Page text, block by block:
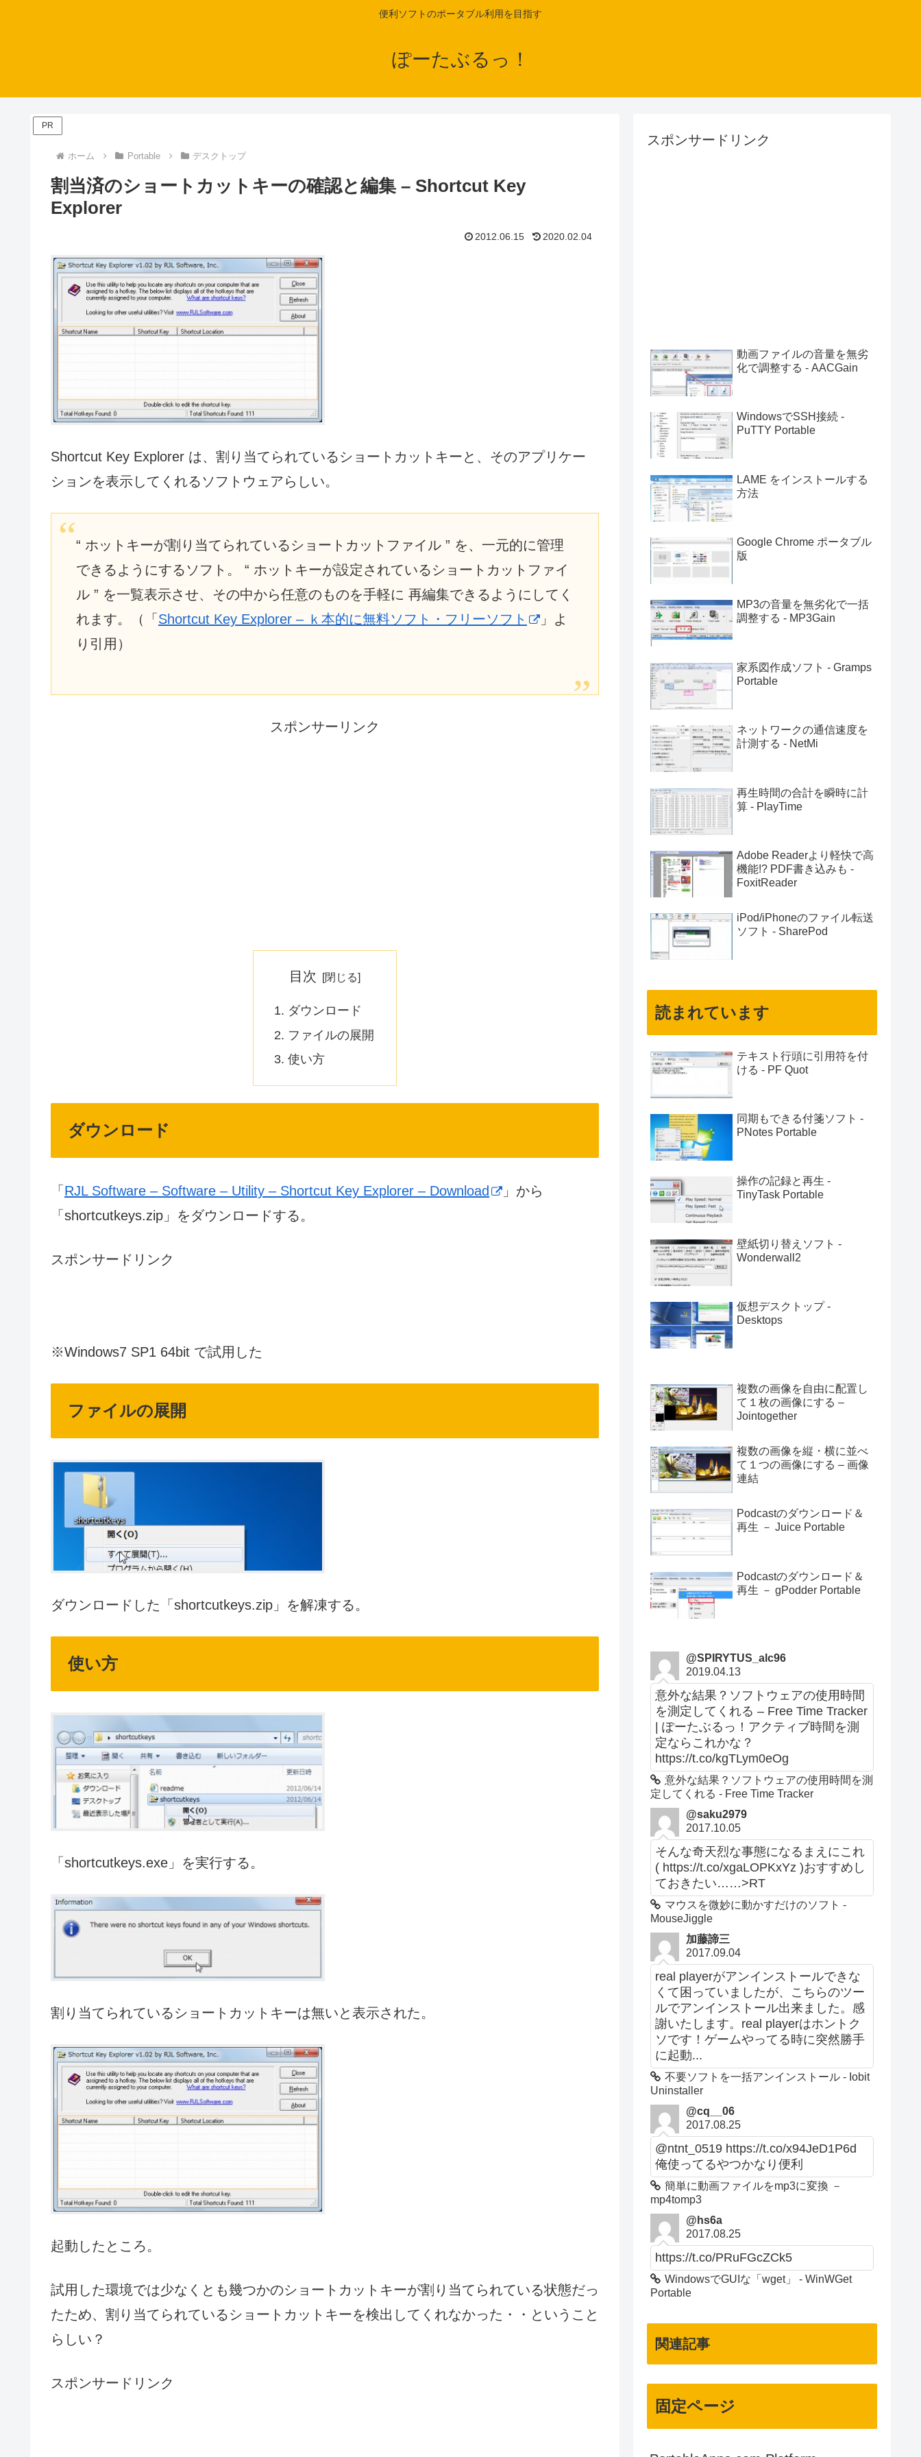
便利ソフトのポータブル利用を目指す
ぽーたぶるっ！
PR
ホーム Portable デスクトップ
割当済のショートカットキーの確認と編集 – Shortcut Key
Explorer
2012.06.15 2020.02.04
Shortcut Key Explorer は、割り当てられているショートカットキーと、そのアプリケー
ションを表示してくれるソフトウェアらしい。
“ ホットキーが割り当てられているショートカットファイル ” を、一元的に管理
できるようにするソフト。 “ ホットキーが設定されているショートカットファイ
ル ” を一覧表示させ、その中から任意のものを手軽に 再編集できるようにしてく
れます。（「 Shortcut Key Explorer – ｋ本的に無料ソフト・フリーソフト
」よ
り引用）
スポンサーリンク
目次
ダウンロード
ファイルの展開
使い方
ダウンロード
「 RJL Software – Software – Utility – Shortcut Key Explorer – Download
」から
「shortcutkeys.zip」をダウンロードする。
スポンサードリンク
※Windows7 SP1 64bit で試用した
ファイルの展開
ダウンロードした「shortcutkeys.zip」を解凍する。
使い方
「shortcutkeys.exe」を実行する。
割り当てられているショートカットキーは無いと表示された。
起動したところ。
試用した環境では少なくとも幾つかのショートカットキーが割り当てられている状態だっ
たため、割り当てられているショートカットキーを検出してくれなかった・・ということ
らしい？
スポンサードリンク
スポンサードリンク
動画ファイルの音量を無劣
化で調整する - AACGain
WindowsでSSH接続 -
PuTTY Portable
LAME をインストールする
方法
Google Chrome ポータブル
版
MP3の音量を無劣化で一括
調整する - MP3Gain
家系図作成ソフト - Gramps
Portable
ネットワークの通信速度を
計測する - NetMi
再生時間の合計を瞬時に計
算 - PlayTime
Adobe Readerより軽快で高
機能!? PDF書き込みも -
FoxitReader
iPod/iPhoneのファイル転送
ソフト - SharePod
読まれています
テキスト行頭に引用符を付
ける - PF Quot
同期もできる付箋ソフト -
PNotes Portable
操作の記録と再生 -
TinyTask Portable
壁紙切り替えソフト -
Wonderwall2
仮想デスクトップ -
Desktops
複数の画像を自由に配置し
て１枚の画像にする –
Jointogether
複数の画像を縦・横に並べ
て１つの画像にする – 画像
連結
Podcastのダウンロード＆
再生 － Juice Portable
Podcastのダウンロード＆
再生 － gPodder Portable
@SPIRYTUS_alc96
2019.04.13
意外な結果？ソフトウェアの使用時間
を測定してくれる – Free Time Tracker
| ぽーたぶるっ！アクティブ時間を測
定ならこれかな？
https://t.co/kgTLym0eOg
意外な結果？ソフトウェアの使用時間を測
定してくれる - Free Time Tracker
@saku2979
2017.10.05
そんな奇天烈な事態になるまえにこれ
( https://t.co/xgaLOPKxYz )おすすめし
ておきたい……>RT
マウスを微妙に動かすだけのソフト -
MouseJiggle
加藤諦三
2017.09.04
real playerがアンインストールできな
くて困っていましたが、こちらのツー
ルでアンインストール出来ました。感
謝いたします。real playerはホントク
ソです！ゲームやってる時に突然勝手
に起動...
不要ソフトを一括アンインストール - Iobit
Uninstaller
@cq__06
2017.08.25
@ntnt_0519 https://t.co/x94JeD1P6d
俺使ってるやつかなり便利
簡単に動画ファイルをmp3に変換 －
mp4tomp3
@hs6a
2017.08.25
https://t.co/PRuFGcZCk5
WindowsでGUIな「wget」 - WinWGet
Portable
関連記事
固定ページ